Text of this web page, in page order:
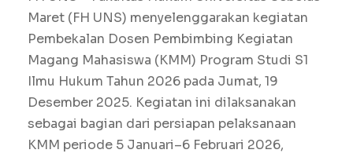
Maret (FH UNS) menyelenggarakan kegiatan
Pembekalan Dosen Pembimbing Kegiatan
Magang Mahasiswa (KMM) Program Studi S1
Ilmu Hukum Tahun 2026 pada Jumat, 19
Desember 2025. Kegiatan ini dilaksanakan
sebagai bagian dari persiapan pelaksanaan
KMM periode 5 Januari–6 Februari 2026,